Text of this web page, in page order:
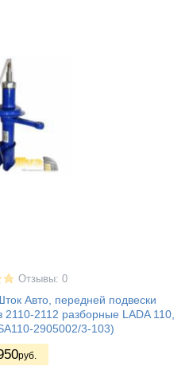
Отзывы: 0
Авто, передней подвески
2112 разборные LADA 110,
2905002/3-103)
руб.